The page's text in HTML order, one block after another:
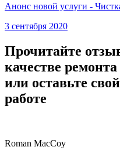
Анонс новой услуги -
3 сентября 2020
Прочитайте
качестве
или оставьте
работе
Roman MacCoy